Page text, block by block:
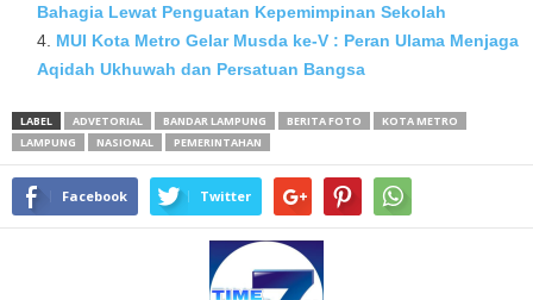
Bahagia Lewat Penguatan Kepemimpinan Sekolah
MUI Kota Metro Gelar Musda ke-V : Peran Ulama Menjaga
Aqidah Ukhuwah dan Persatuan Bangsa
LABEL ADVETORIAL BANDAR LAMPUNG BERITA FOTO
KOTA METRO
LAMPUNG
NASIONAL PEMERINTAHAN
Facebook Twitter